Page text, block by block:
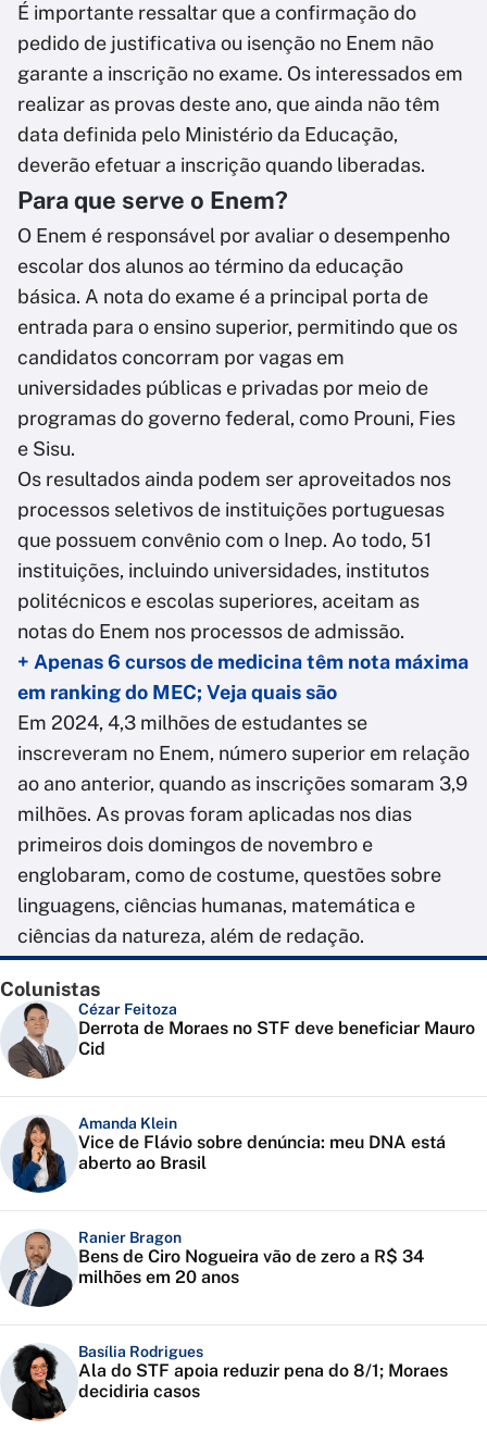
É importante ressaltar que a confirmação do
pedido de justificativa ou isenção no Enem não
garante a inscrição no exame. Os interessados em
realizar as provas deste ano, que ainda não têm
data definida pelo Ministério da Educação,
deverão efetuar a inscrição quando liberadas.
Para que serve o Enem?
O Enem é responsável por avaliar o desempenho
escolar dos alunos ao término da educação
básica. A nota do exame é a principal porta de
entrada para o ensino superior, permitindo que os
candidatos concorram por vagas em
universidades públicas e privadas por meio de
programas do governo federal, como Prouni, Fies
e Sisu.
Os resultados ainda podem ser aproveitados nos
processos seletivos de instituições portuguesas
que possuem convênio com o Inep. Ao todo, 51
instituições, incluindo universidades, institutos
politécnicos e escolas superiores, aceitam as
notas do Enem nos processos de admissão.
+ Apenas 6 cursos de medicina têm nota máxima
em ranking do MEC; Veja quais são
Em 2024, 4,3 milhões de estudantes se
inscreveram no Enem, número superior em relação
ao ano anterior, quando as inscrições somaram 3,9
milhões. As provas foram aplicadas nos dias
primeiros dois domingos de novembro e
englobaram, como de costume, questões sobre
linguagens, ciências humanas, matemática e
ciências da natureza, além de redação.
Colunistas
Cézar Feitoza
Derrota de Moraes no STF deve beneficiar Mauro
Cid
Amanda Klein
Vice de Flávio sobre denúncia: meu DNA está
aberto ao Brasil
Ranier Bragon
Bens de Ciro Nogueira vão de zero a R$ 34
milhões em 20 anos
Basília Rodrigues
Ala do STF apoia reduzir pena do 8/1; Moraes
decidiria casos